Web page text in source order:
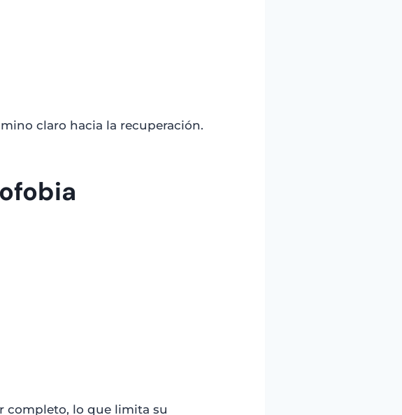
claro hacia la recuperación.
completo, lo que limita su